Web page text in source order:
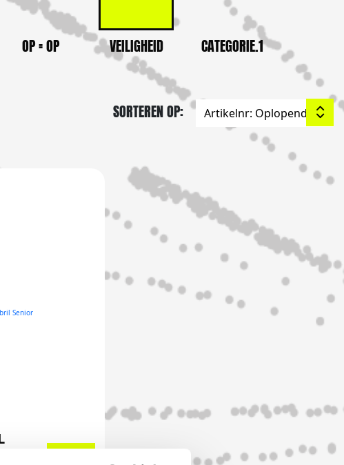
OP = OP VEILIGHEID CATEGORIE.1
SORTEREN OP: